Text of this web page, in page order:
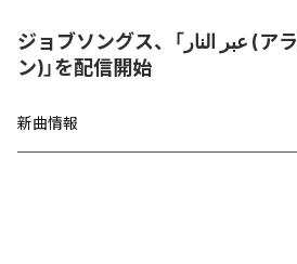
ジョブソングス、「عبر النار (アラビア語バージョ
ン)」を配信開始
新曲情報